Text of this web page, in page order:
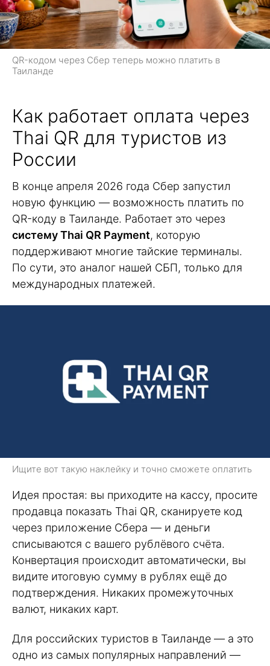
QR-кодом через Сбер теперь можно платить в
Таиланде
Как работает оплата через
Thai QR для туристов из
России
В конце апреля 2026 года Сбер запустил
новую функцию — возможность платить по
QR-коду в Таиланде. Работает это через
систему Thai QR Payment, которую
поддерживают многие тайские терминалы.
По сути, это аналог нашей СБП, только для
международных платежей.
Ищите вот такую наклейку и точно сможете оплатить
Идея простая: вы приходите на кассу, просите
продавца показать Thai QR, сканируете код
через приложение Сбера — и деньги
списываются с вашего рублёвого счёта.
Конвертация происходит автоматически, вы
видите итоговую сумму в рублях ещё до
подтверждения. Никаких промежуточных
валют, никаких карт.
Для российских туристов в Таиланде — а это
одно из самых популярных направлений —